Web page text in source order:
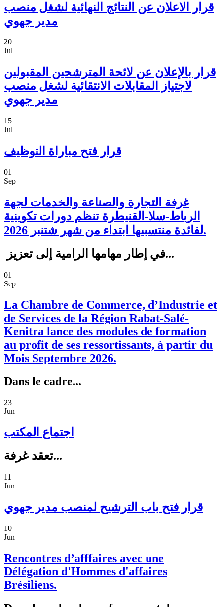
قرار الاعلان عن النتائج النهائية لشغل منصب
مدير جهوي
20
Jul
قرار بالإعلان عن لائحة المترشحين المقبولين
لاجتياز المقابلات الانتقائية لشغل منصب
مدير جهوي
15
Jul
قرار فتح مباراة التوظيف
01
Sep
غرفة التجارة والصناعة والخدمات لجهة
الرباط-سلا-القنيطرة تنظم دورات تكوينية
لفائدة منتسبيها ابتداء من شهر شتنبر 2026.
في إطار مهامها الرامية إلى تعزيز...
01
Sep
La Chambre de Commerce, d’Industrie et
de Services de la Région Rabat-Salé-
Kenitra lance des modules de formation
au profit de ses ressortissants, à partir du
Mois Septembre 2026.
Dans le cadre...
23
Jun
اجتماع المكتب
تعقد غرفة...
11
Jun
قرار فتح باب الترشيح لمنصب مدير جهوي
10
Jun
Rencontres d’afffaires avec une
Délégation d'Hommes d'affaires
Brésiliens.